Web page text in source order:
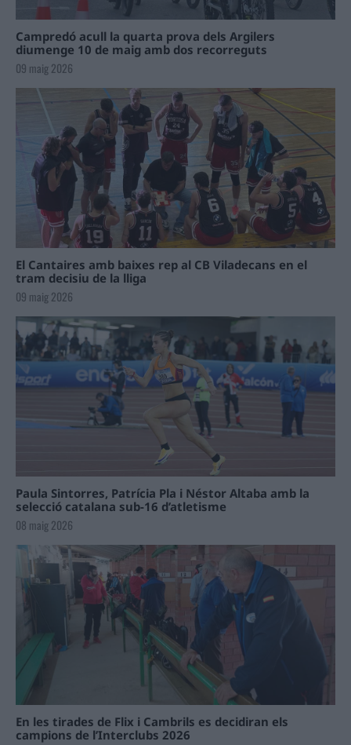
Campredó acull la quarta prova dels Argilers
diumenge 10 de maig amb dos recorreguts
09 maig 2026
El Cantaires amb baixes rep al CB Viladecans en el
tram decisiu de la lliga
09 maig 2026
Paula Sintorres, Patrícia Pla i Néstor Altaba amb la
selecció catalana sub-16 d’atletisme
08 maig 2026
En les tirades de Flix i Cambrils es decidiran els
campions de l’Interclubs 2026